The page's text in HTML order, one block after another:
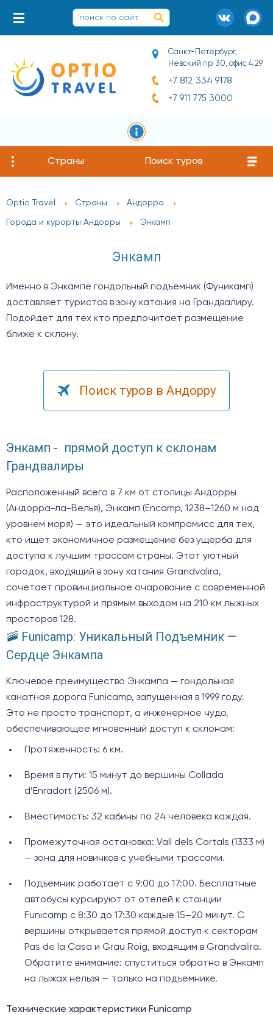
Санкт-Петербург,
Невский пр. 30, офис 4.29
+7 812 334 9178
+7 911 775 3000
Страны Поиск туров
Optio Travel Страны Андорра
Города и курорты Андорры Энкамп
Энкамп
Именно в Энкампе гондольный подъемник (Фуникамп)
доставляет туристов в зону катания на Грандвалиру.
Подойдет для тех кто предпочитает размещение
ближе к склону.
Поиск туров в Андорру
Энкамп - прямой доступ к склонам
Грандвалиры
Расположенный всего в 7 км от столицы Андорры
(Андорра-ла-Велья), Энкамп (Encamp, 1238–1260 м над
уровнем моря) — это идеальный компромисс для тех,
кто ищет экономичное размещение без ущерба для
доступа к лучшим трассам страны. Этот уютный
городок, входящий в зону катания Grandvalira,
сочетает провинциальное очарование с современной
инфраструктурой и прямым выходом на 210 км лыжных
просторов 128.
🚠 Funicamp: Уникальный Подъемник —
Сердце Энкампа
Ключевое преимущество Энкампа — гондольная
канатная дорога Funicamp, запущенная в 1999 году.
Это не просто транспорт, а инженерное чудо,
обеспечивающее мгновенный доступ к склонам:
Протяженность: 6 км.
Время в пути: 15 минут до вершины Collada
d’Enradort (2506 м).
Вместимость: 32 кабины по 24 человека каждая.
Промежуточная остановка: Vall dels Cortals (1333 м)
— зона для новичков с учебными трассами.
Подъемник работает с 9:00 до 17:00. Бесплатные
автобусы курсируют от отелей к станции
Funicamp с 8:30 до 17:30 каждые 15–20 минут. С
вершины открывается прямой доступ к секторам
Pas de la Casa и Grau Roig, входящим в Grandvalira.
Обратите внимание: спуститься обратно в Энкамп
на лыжах нельзя — только на подъемнике.
Технические характеристики Funicamp